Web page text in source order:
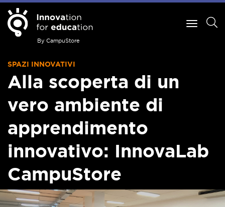
By CampuStore
SPAZI INNOVATIVI
Alla scoperta di un
vero ambiente di
apprendimento
innovativo: InnovaLab
CampuStore